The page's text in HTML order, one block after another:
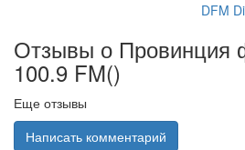
DFM
Отзывы о Провинция
100.9 FM()
Еще отзывы
Написать комментарий